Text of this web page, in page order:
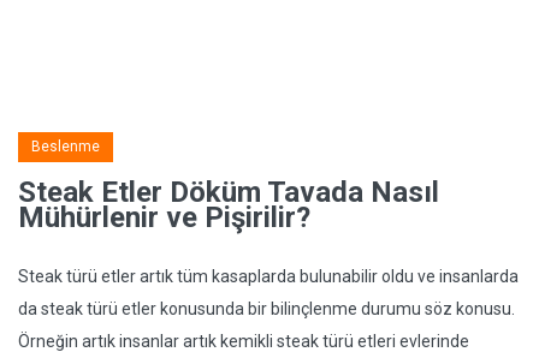
Beslenme
Steak Etler Döküm Tavada Nasıl
Mühürlenir ve Pişirilir?
Steak türü etler artık tüm kasaplarda bulunabilir oldu ve insanlarda
da steak türü etler konusunda bir bilinçlenme durumu söz konusu.
Örneğin artık insanlar artık kemikli steak türü etleri evlerinde